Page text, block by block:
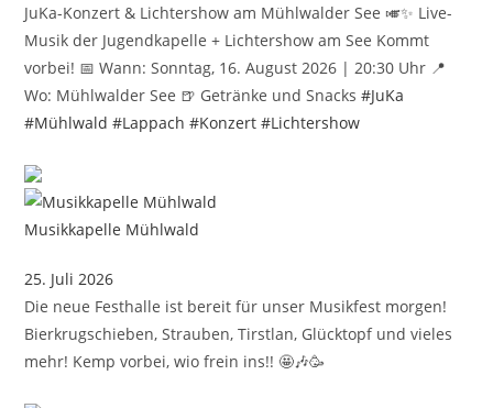
JuKa-Konzert & Lichtershow am Mühlwalder See 🎺✨ Live-
Musik der Jugendkapelle + Lichtershow am See Kommt
vorbei! 📅 Wann: Sonntag, 16. August 2026 | 20:30 Uhr 📍
Wo: Mühlwalder See 🍺 Getränke und Snacks #JuKa
#Mühlwald#Lappach#Konzert#Lichtershow
Musikkapelle Mühlwald
25. Juli 2026
Die neue Festhalle ist bereit für unser Musikfest morgen!
Bierkrugschieben, Strauben, Tirstlan, Glücktopf und vieles
mehr! Kemp vorbei, wio frein ins!! 🤩🎶🥳